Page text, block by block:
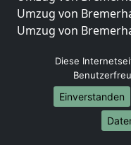
Umzug von
Umzug von
Umzüge-
Umzug von
Umzug von
Umzug von
Umzug von
Diese
Einverstanden